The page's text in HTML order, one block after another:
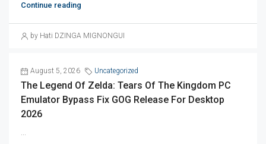
Continue reading
by Hati DZINGA MIGNONGUI
August 5, 2026 Uncategorized
The Legend Of Zelda: Tears Of The Kingdom PC
Emulator Bypass Fix GOG Release For Desktop
2026
...